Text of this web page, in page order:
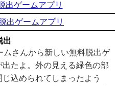
出ゲームアプリ
出ゲームアプリ
出
ムさんから新しい無料脱出ゲ
出たよ。外の見える緑色の部
じ込められてしまったよう